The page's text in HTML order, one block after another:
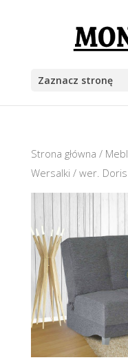
Zaznacz stronę
Strona główna /
Wersalki / wer. Doris